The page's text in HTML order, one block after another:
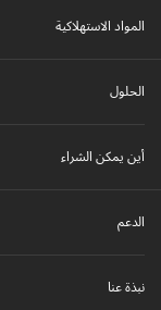
المواد الاستهلاكية
الحلول
أين يمكن الشراء
الدعم
نبذة عنا